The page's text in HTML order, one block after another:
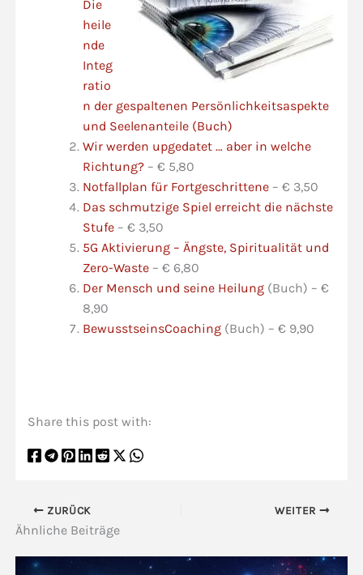
Die
heile
nde
Integ
ratio
n der gespaltenen Persönlichkeitsaspekte
und Seelenanteile (Buch)
Wir werden upgedatet … aber in welche
Richtung?– € 5,80
Notfallplan für Fortgeschrittene– € 3,50
Das schmutzige Spiel erreicht die nächste
Stufe – € 3,50
5G Aktivierung – Ängste, Spiritualität und
Zero-Waste – € 6,80
Der Mensch und seine Heilung(Buch) – €
8,90
BewusstseinsCoaching(Buch) – € 9,90
Share this post with:
ZURÜCK WEITER
Ähnliche Beiträge